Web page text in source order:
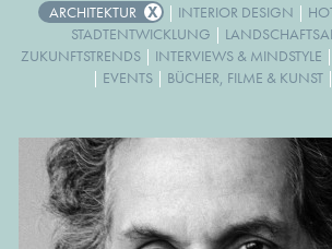
ARCHITEKTUR | INTERIOR DESIGN |
STADTENTWICKLUNG |
ZUKUNFTSTRENDS | INTERVIEWS & MINDSTYLE |
| EVENTS | BÜCHER, FILME & KUNST |